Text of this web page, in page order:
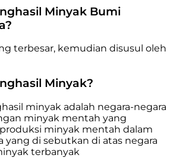
Minyak Bumi
terbesar, kemudian disusul oleh
Minyak?
minyak adalah negara-negara
minyak mentah yang
minyak mentah dalam
yang di sebutkan di atas negara
terbanyak